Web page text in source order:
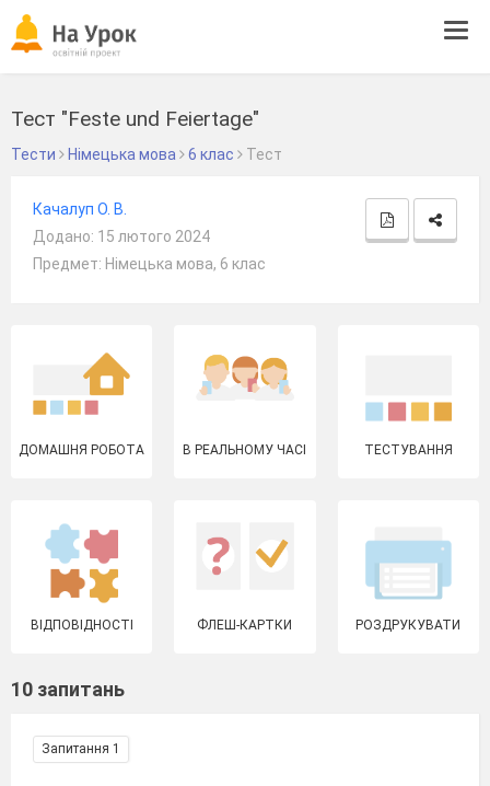
Тест "Feste und Feiertage"
Тести Німецька мова 6 клас Тест
Качалуп О. В.
Додано: 15 лютого 2024
Предмет: Німецька мова, 6 клас
ДОМАШНЯ РОБОТА В РЕАЛЬНОМУ ЧАСІ ТЕСТУВАННЯ
ВІДПОВІДНОСТІ ФЛЕШ-КАРТКИ РОЗДРУКУВАТИ
10 запитань
Запитання 1